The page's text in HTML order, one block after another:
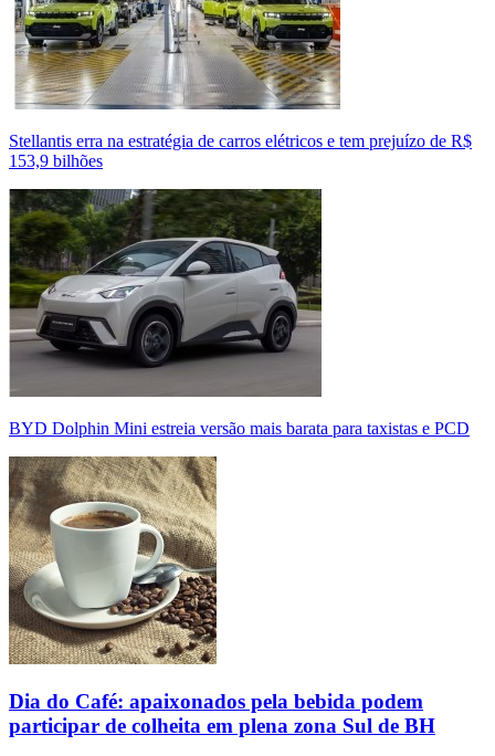
Stellantis erra na estratégia de carros elétricos e tem prejuízo de R$
153,9 bilhões
BYD Dolphin Mini estreia versão mais barata para taxistas e PCD
Dia do Café: apaixonados pela bebida podem
participar de colheita em plena zona Sul de BH